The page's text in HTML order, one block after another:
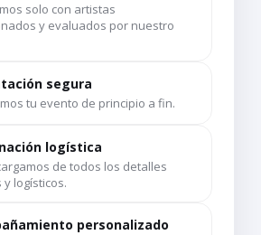
solo con artistas
y evaluados por nuestro
segura
tu evento de principio a fin.
logística
de todos los detalles
y logísticos.
personalizado